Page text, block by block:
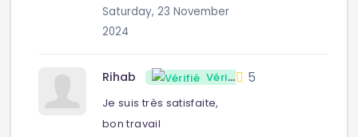
Saturday, 23 November
2024
Rihab Vérifié 5
Je suis très satisfaite,
bon travail